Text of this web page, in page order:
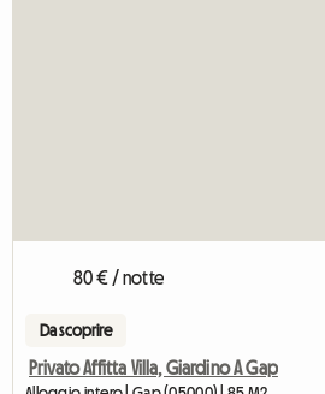
80 € / notte
Da scoprire
Privato Affitta Villa, Giardino A Gap